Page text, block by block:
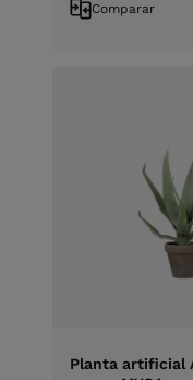
Comparar
Planta artificial